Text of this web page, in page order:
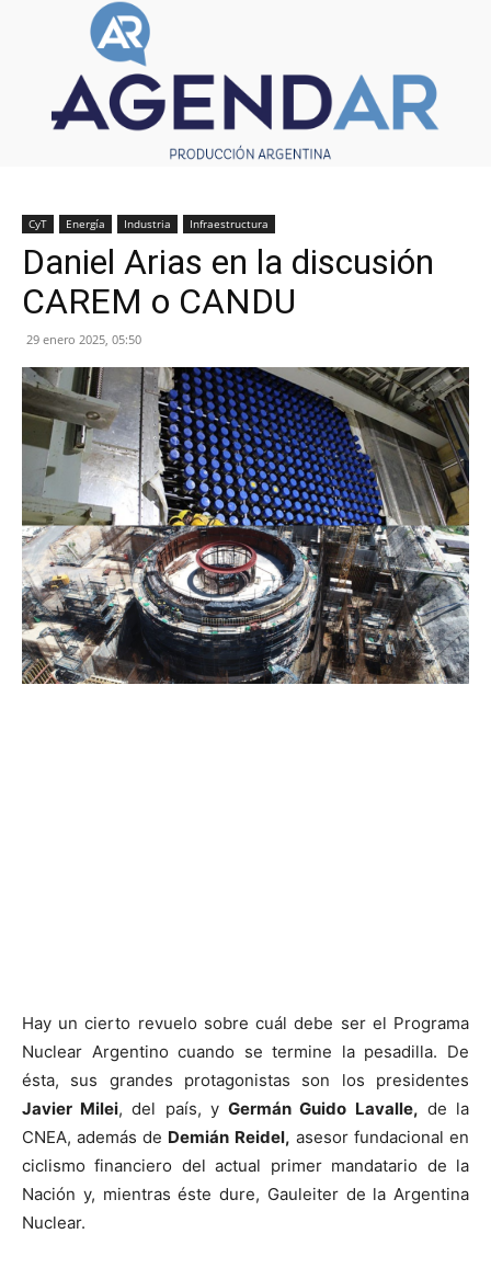
CyT Energía Industria Infraestructura
Daniel Arias en la discusión
CAREM o CANDU
29 enero 2025, 05:50
Hay un cierto revuelo sobre cuál debe ser el Programa
Nuclear Argentino cuando se termine la pesadilla. De
ésta, sus grandes protagonistas son los presidentes
Javier Milei, del país, yGermán Guido Lavalle, de la
CNEA, además de Demián Reidel, asesor fundacional en
ciclismo financiero del actual primer mandatario de la
Nación y, mientras éste dure, Gauleiter de la Argentina
Nuclear.